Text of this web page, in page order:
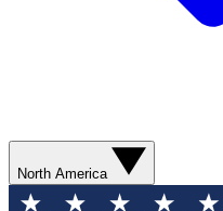
North America